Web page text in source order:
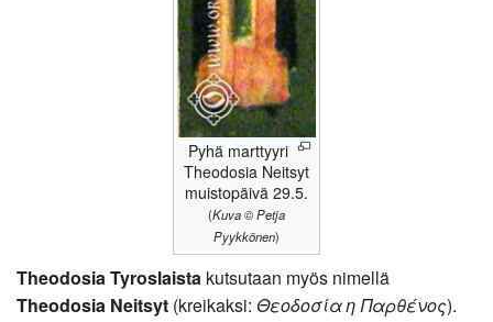
Pyhä marttyyri
Theodosia Neitsyt
muistopäivä 29.5.
(Kuva © Petja
Pyykkönen)
Theodosia Tyroslaista kutsutaan myös nimellä
Theodosia Neitsyt (kreikaksi: Θεοδοσία η Παρθένος).